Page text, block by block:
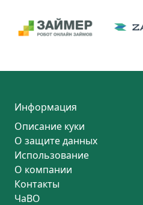
Информация
Описание куки
О защите данных
Использование
О компании
Контакты
ЧаВО